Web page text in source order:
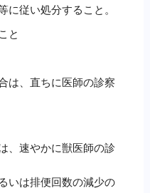
従い処分すること。
と
は、直ちに医師の診察
、速やかに獣医師の診
いは排便回数の減少の